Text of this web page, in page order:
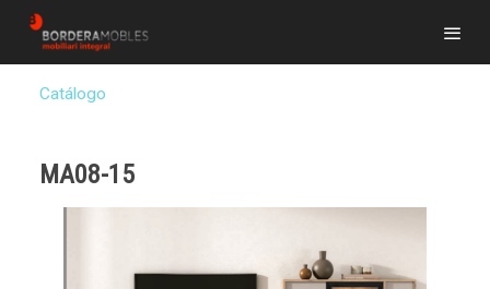
Catálogo
MA08-15